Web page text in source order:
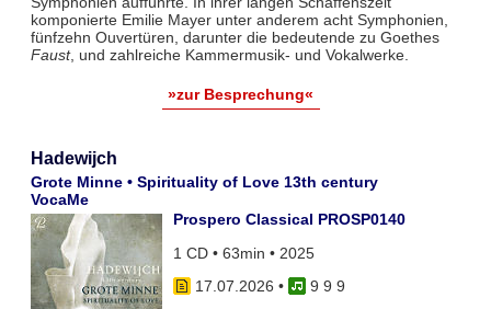
komponierte Emilie Mayer unter anderem acht Symphonien,
fünfzehn Ouvertüren, darunter die bedeutende zu Goethes
Faust, und zahlreiche Kammermusik- und Vokalwerke.
»zur Besprechung«
Hadewijch
Grote Minne • Spirituality of Love 13th century
VocaMe
Prospero Classical PROSP0140
1 CD • 63min • 2025
17.07.2026 •
9 9 9